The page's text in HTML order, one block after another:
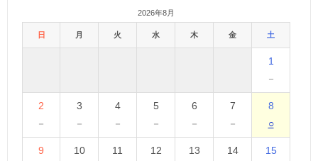
2026年8月
日 月 火 水 木 金 土
1
－
2
－
3
－
4
－
5
－
6
－
7
－
8
○
9
10
11
12
13
14
15